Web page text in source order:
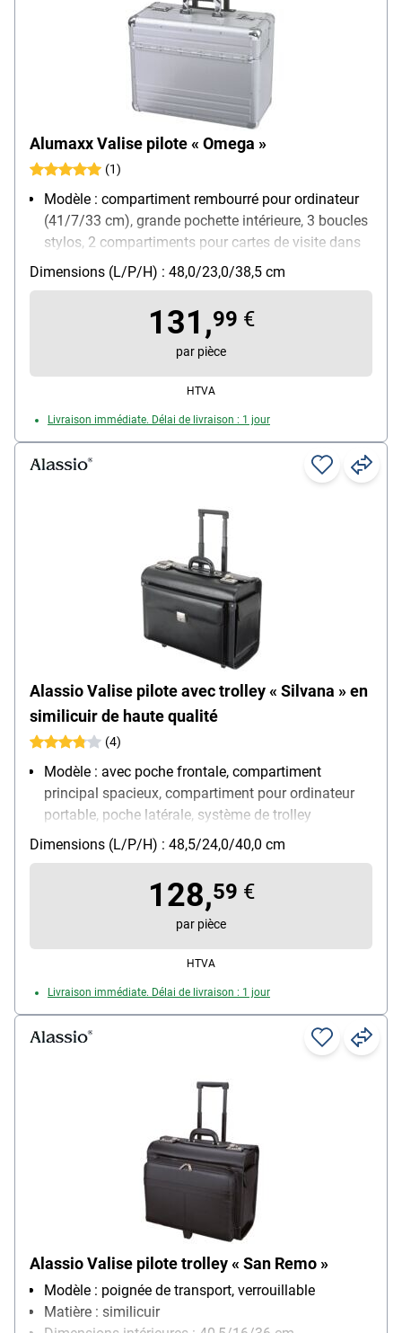
Alumaxx Valise pilote « Omega »
(1)
Modèle : compartiment rembourré pour ordinateur
(41/7/33 cm), grande pochette intérieure, 3 boucles
stylos, 2 compartiments pour cartes de visite dans
le couvercle, poignée télescopique blocable, poignée
heavy duty
Matière : aluminium lisse
Dimensions intérieures : 46,5 / 17,5 / 35,5 cm
Dimensions (L/P/H) : 48,0/23,0/38,5 cm
131,99 €
par pièce
HTVA
Livraison immédiate. Délai de livraison : 1 jour
Alassio Valise pilote avec trolley « Silvana » en
similicuir de haute qualité
(4)
Modèle : avec poche frontale, compartiment
principal spacieux, compartiment pour ordinateur
portable, poche latérale, système de trolley
télescopique et 2 roulettes légères caoutchoutées
Matière : similicuir
Dimensions intérieures : 44/22/34 cm
Dimensions (L/P/H) : 48,5/24,0/40,0 cm
128,59 €
par pièce
HTVA
Livraison immédiate. Délai de livraison : 1 jour
Alassio Valise pilote trolley « San Remo »
Modèle : poignée de transport, verrouillable
Matière : similicuir